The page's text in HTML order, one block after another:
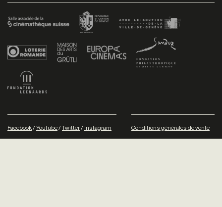
Facebook/Youtube/Twitter/ Instagram Conditions générales de vente